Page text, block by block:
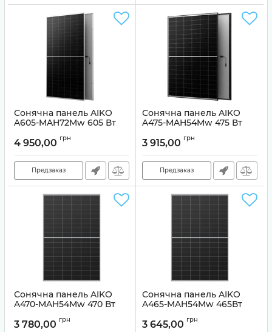
Сонячна панель AIKO
A605-MAH72Mw 605 Вт
4 950,00 грн
Предзаказ
Сонячна панель AIKO
A475-MAH54Mw 475 Вт
3 915,00 грн
Предзаказ
Сонячна панель AIKO
A470-MAH54Mw 470 Вт
3 780,00 грн
Сонячна панель AIKO
A465-MAH54Mw 465Вт
3 645,00 грн